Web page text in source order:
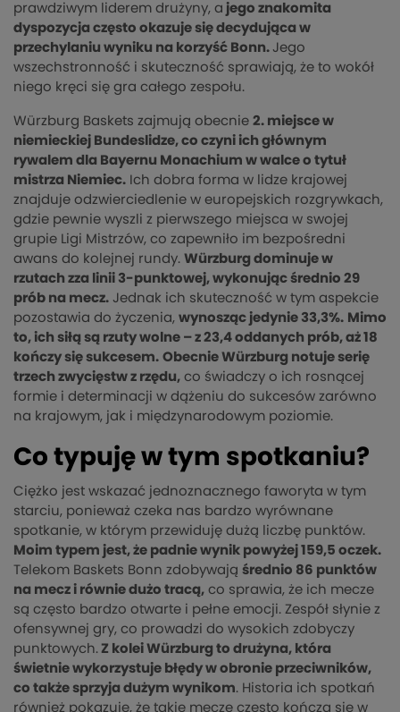
prawdziwym liderem drużyny, a jego znakomita
dyspozycja często okazuje się decydująca w
przechylaniu wyniku na korzyść Bonn. Jego
wszechstronność i skuteczność sprawiają, że to wokół
niego kręci się gra całego zespołu.
Würzburg Baskets zajmują obecnie 2. miejsce w
niemieckiej Bundeslidze, co czyni ich głównym
rywalem dla Bayernu Monachium w walce o tytuł
mistrza Niemiec. Ich dobra forma w lidze krajowej
znajduje odzwierciedlenie w europejskich rozgrywkach,
gdzie pewnie wyszli z pierwszego miejsca w swojej
grupie Ligi Mistrzów, co zapewniło im bezpośredni
awans do kolejnej rundy. Würzburg dominuje w
rzutach zza linii 3-punktowej, wykonując średnio 29
prób na mecz. Jednak ich skuteczność w tym aspekcie
pozostawia do życzenia, wynosząc jedynie 33,3%. Mimo
to, ich siłą są rzuty wolne – z 23,4 oddanych prób, aż 18
kończy się sukcesem. Obecnie Würzburg notuje serię
trzech zwycięstw z rzędu, co świadczy o ich rosnącej
formie i determinacji w dążeniu do sukcesów zarówno
na krajowym, jak i międzynarodowym poziomie.
Co typuję w tym spotkaniu?
Ciężko jest wskazać jednoznacznego faworyta w tym
starciu, ponieważ czeka nas bardzo wyrównane
spotkanie, w którym przewiduję dużą liczbę punktów.
Moim typem jest, że padnie wynik powyżej 159,5 oczek.
Telekom Baskets Bonn zdobywają średnio 86 punktów
na mecz i równie dużo tracą, co sprawia, że ich mecze
są często bardzo otwarte i pełne emocji. Zespół słynie z
ofensywnej gry, co prowadzi do wysokich zdobyczy
punktowych. Z kolei Würzburg to drużyna, która
świetnie wykorzystuje błędy w obronie przeciwników,
co także sprzyja dużym wynikom. Historia ich spotkań
również pokazuje, że takie mecze często kończą się w